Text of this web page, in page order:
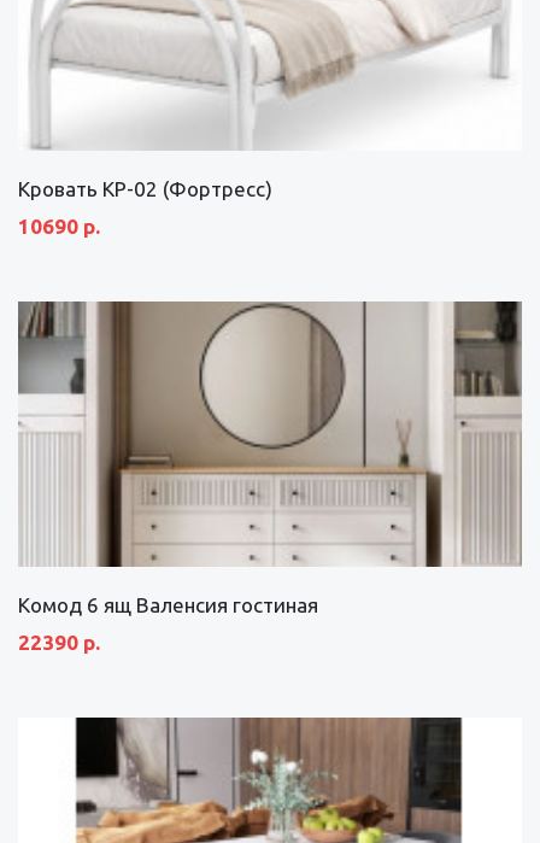
Кровать КР-02 (Фортресс)
10690 р.
Комод 6 ящ Валенсия гостиная
22390 р.